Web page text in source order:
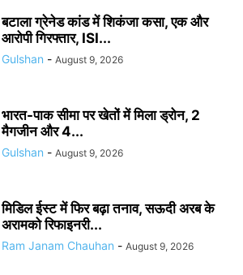
बटाला ग्रेनेड कांड में शिकंजा कसा, एक और
आरोपी गिरफ्तार, ISI...
Gulshan - August 9, 2026
भारत-पाक सीमा पर खेतों में मिला ड्रोन, 2
मैगजीन और 4...
Gulshan - August 9, 2026
मिडिल ईस्ट में फिर बढ़ा तनाव, सऊदी अरब के
अरामको रिफाइनरी...
Ram Janam Chauhan - August 9, 2026